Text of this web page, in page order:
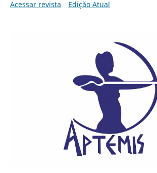
Acessar revista
Edição Atual